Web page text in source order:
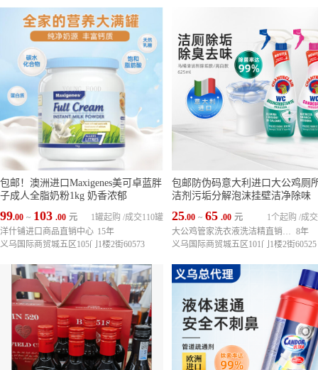
包邮！澳洲进口Maxigenes美可卓蓝胖
子成人全脂奶粉1kg 奶香浓郁
99.00 ~ 103 .00 元 成交110罐
1罐起购 /
洋什铺进口商品直销中心 15年
义乌国际商贸城五区105门1楼2街60573
包邮防伪码意大利进口大公鸡厕
洁剂污垢分解泡沫挂壁洁净除味
25.00 ~ 65 .00 元 成
1个起购 /
大公鸡管家洗衣液洗洁精直销中心 8年
义乌国际商贸城五区101门1楼2街60525